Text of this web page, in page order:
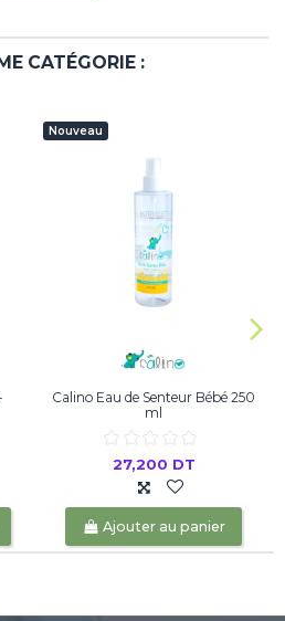
CATÉGORIE :
Nouveau
Calino Eau de Senteur Bébé 250
ml
27,200 DT
Ajouter au panier